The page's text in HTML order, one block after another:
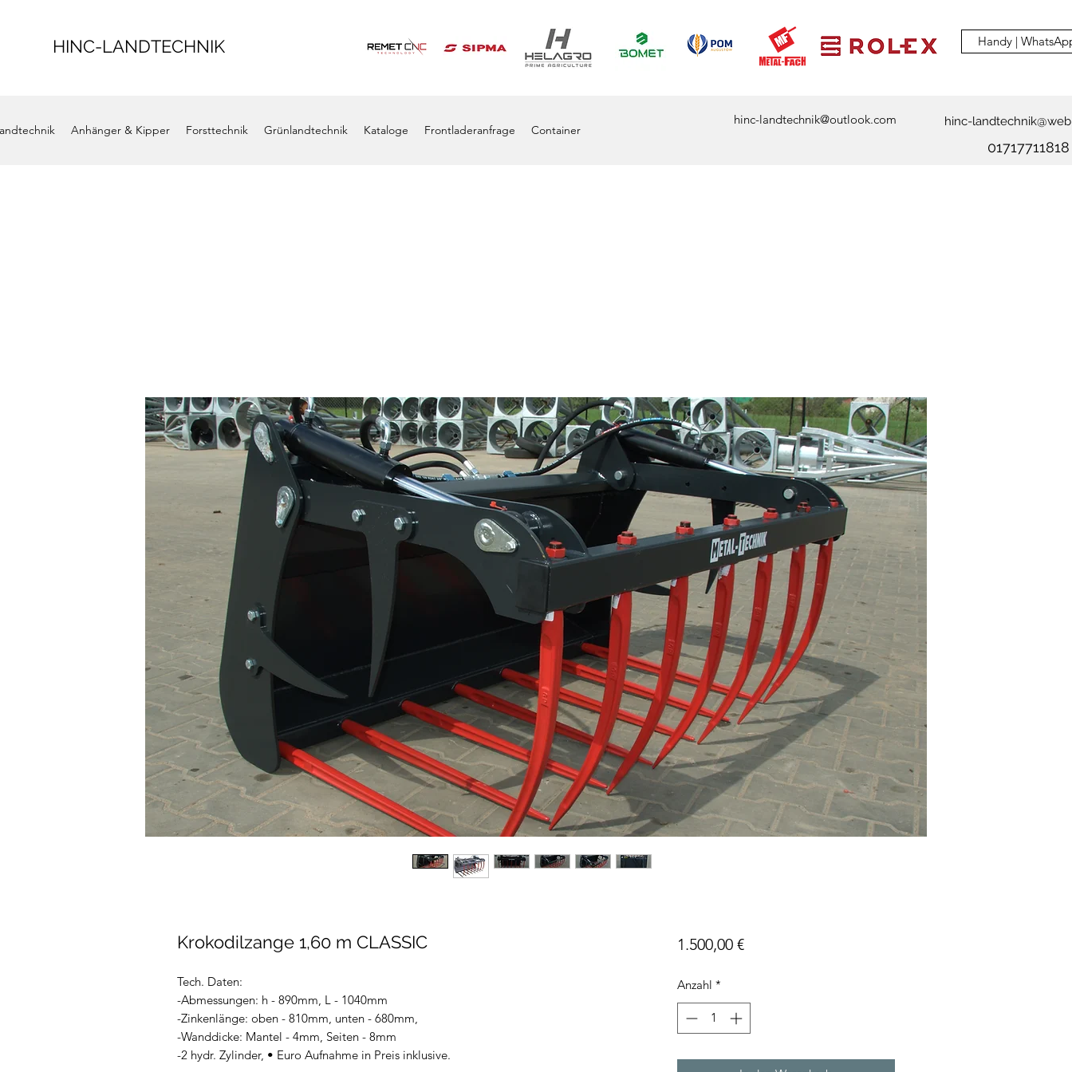
HINC-LANDTECHNIK Handy |
Anhänger & Kipper Forsttechnik Grünlandtechnik Kataloge Frontladeranfrage Container
hinc-landtechnik@outlook.com hinc-
01717711818
Krokodilzange 1,60 m CLASSIC
Tech. Daten:
-Abmessungen: h - 890mm, L - 1040mm
-Zinkenlänge: oben - 810mm, unten - 680mm,
-Wanddicke: Mantel - 4mm, Seiten - 8mm
-2 hydr. Zylinder, • Euro Aufnahme in Preis inklusive.
1.500,00 €Preis
Anzahl *